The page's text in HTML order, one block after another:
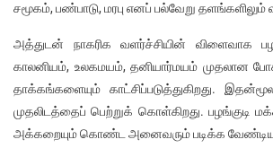
சமூகம், பண்பாடு, மரபு எனப் பல்வேறு தளங்களிலும்
அத்துடன் நாகரிக வளர்ச்சியின் விளைவாக
காலனியம், உலகமயம், தனியார்மயம் முதலான
தாக்கங்களையும் காட்சிப்படுத்துகிறது.
முதலிடத்தைப் பெற்றுக் கொள்கிறது. பழங்குடி
அக்கறையும் கொண்ட அனைவரும் படிக்க